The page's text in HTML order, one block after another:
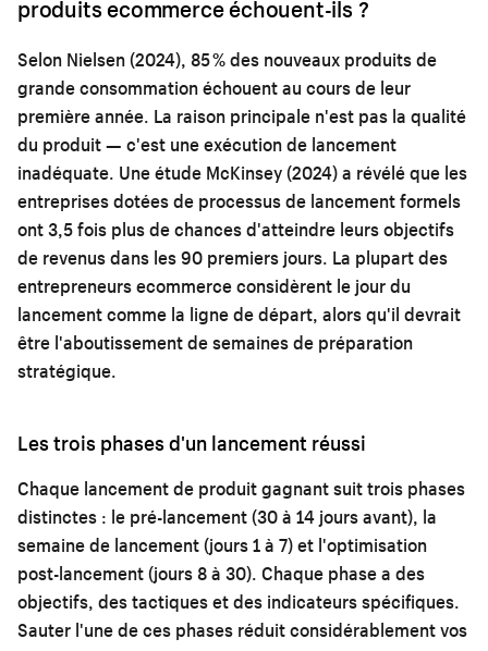
produits ecommerce échouent-ils ?
Selon Nielsen (2024), 85 % des nouveaux produits de
grande consommation échouent au cours de leur
première année. La raison principale n'est pas la qualité
du produit — c'est une exécution de lancement
inadéquate. Une étude McKinsey (2024) a révélé que les
entreprises dotées de processus de lancement formels
ont 3,5 fois plus de chances d'atteindre leurs objectifs
de revenus dans les 90 premiers jours. La plupart des
entrepreneurs ecommerce considèrent le jour du
lancement comme la ligne de départ, alors qu'il devrait
être l'aboutissement de semaines de préparation
stratégique.
Les trois phases d'un lancement réussi
Chaque lancement de produit gagnant suit trois phases
distinctes : le pré-lancement (30 à 14 jours avant), la
semaine de lancement (jours 1 à 7) et l'optimisation
post-lancement (jours 8 à 30). Chaque phase a des
objectifs, des tactiques et des indicateurs spécifiques.
Sauter l'une de ces phases réduit considérablement vos